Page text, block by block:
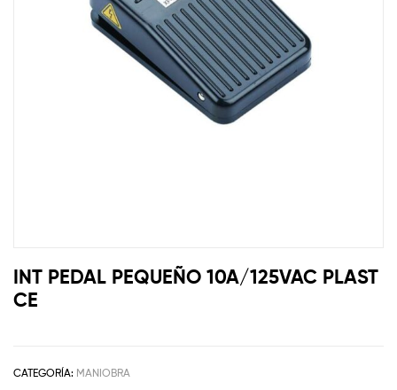
INT PEDAL PEQUEÑO 10A/125VAC PLAST
CE
CATEGORÍA: MANIOBRA